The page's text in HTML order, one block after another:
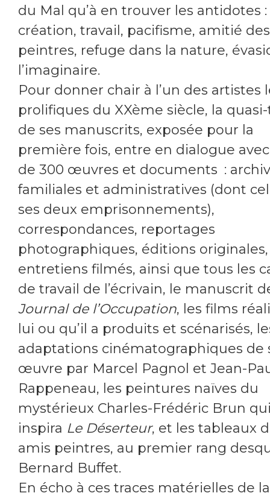
du Mal qu’à en trouver les antidotes :
création, travail, pacifisme, amitié des
peintres, refuge dans la nature,
l’imaginaire.
Pour donner chair à l’un des artistes
prolifiques du XXème siècle, la
de ses manuscrits, exposée pour la
première fois, entre en dialogue
de 300 œuvres et documents :
familiales et administratives (dont
ses deux emprisonnements),
correspondances, reportages
photographiques, éditions originales,
entretiens filmés, ainsi que tous les
de travail de l’écrivain, le manuscrit
Journal de l’Occupation, les films
lui ou qu’il a produits et scénarisés,
adaptations cinématographiques de
œuvre par Marcel Pagnol et Jean-
Rappeneau, les peintures naïves du
mystérieux Charles-Frédéric Brun
inspira Le Déserteur, et les tableaux
amis peintres, au premier rang
Bernard Buffet.
En écho à ces traces matérielles de